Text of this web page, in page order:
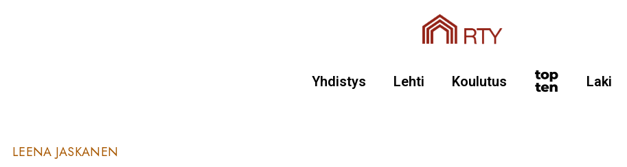
Yhdistys Lehti Koulutus Laki
LEENA JASKANEN